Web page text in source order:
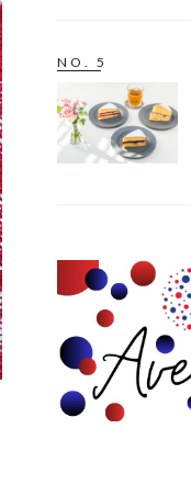
NO. 5